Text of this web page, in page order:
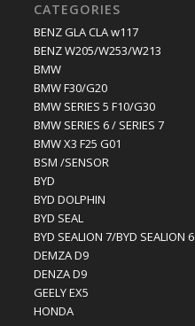
CATEGORIES
BENZ GLA CLA w117
BENZ W205/W253/W213
BMW
BMW F30/G20
BMW SERIES 5 F10/G30
BMW SERIES 6 / SERIES 7
BMW X3 F25 G01
BSM /SENSOR
BYD
BYD DOLPHIN
BYD SEAL
BYD SEALION 7/BYD SEALION 6
DEMZA D9
DENZA D9
GEELY EX5
HONDA